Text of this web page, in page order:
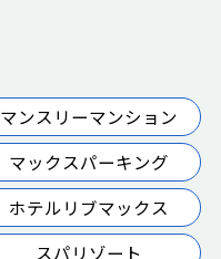
マンスリーマンション
マックスパーキング
ホテルリブマックス
スパリゾート